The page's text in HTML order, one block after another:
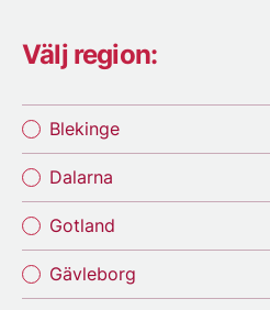
Välj region:
Blekinge
Dalarna
Gotland
Gävleborg